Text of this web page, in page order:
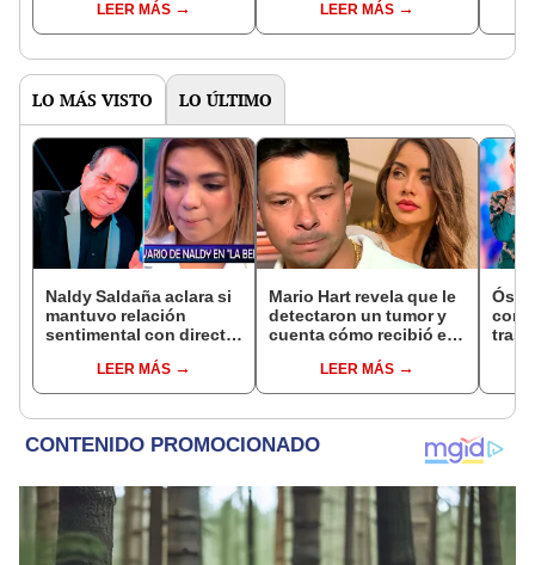
¡anda a barrer las
calles!"
LEER MÁS
que él se hizo la
vasectomía: "Guardó su
LEER MÁS
la
LO MÁS VISTO LO ÚLTIMO
Naldy Saldaña aclara si
mantuvo relación
sentimental con director
denunciarlo por
tocamientos: “Me
LEER MÁS
Mario Hart revela que le
detectaron un tumor y
cuenta cómo recibió el
muy fuertes..."
LEER MÁS
tras